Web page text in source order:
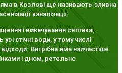
яма в Козлові ще називають зливна
каналізації.
і викачування септика,
стічні води, у тому числі
Вигрібна яма найчастіше
і дном, ретельно